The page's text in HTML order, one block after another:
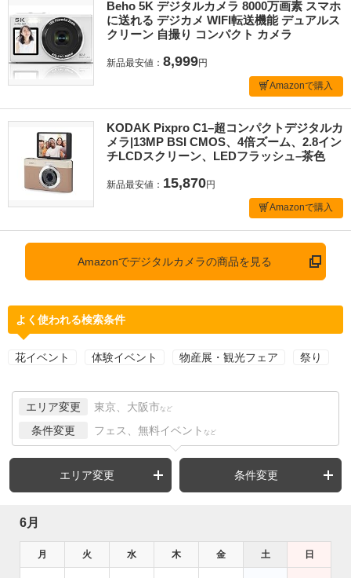
Beho 5K デジタルカメラ 8000万画素 スマホ
に送れる デジカメ WIFI転送機能 デュアルス
クリーン 自撮り コンパクト カメラ
新品最安値： 8,999円
Amazonで購入
KODAK Pixpro C1–超コンパクトデジタルカ
メラ|13MP BSI CMOS、4倍ズーム、2.8イン
チLCDスクリーン、LEDフラッシュ–茶色
新品最安値： 15,870円
Amazonで購入
Amazonでデジタルカメラの商品を見る
よく使われる検索条件
花イベント 体験イベント 物産展・観光フェア 祭り
エリア変更 東京、大阪市 など
条件変更 フェス、無料イベント など
エリア変更 条件変更
6月
月 火 水 木 金 土 日